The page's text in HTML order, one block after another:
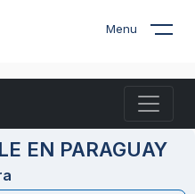
Menu
EN PARAGUAY